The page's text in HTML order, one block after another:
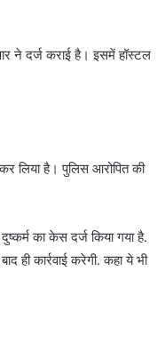
ने दर्ज कराई है। इसमें हॉस्टल
लिया है। पुलिस आरोपित की
का केस दर्ज किया गया है.
ही कार्रवाई करेगी. कहा ये भी